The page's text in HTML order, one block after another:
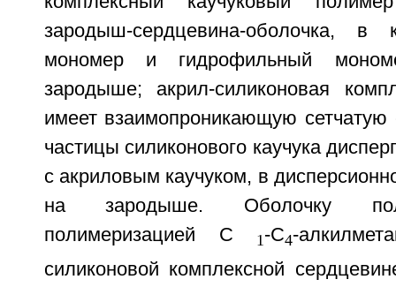
зародыш-сердцевина-оболочка, в
мономер и гидрофильный
зародыше; акрил-силиконовая
имеет взаимопроникающую сетчатую
частицы силиконового каучука
с акриловым каучуком, в
на зародыше. Оболочку
полимеризацией С 1-С4-
силиконовой комплексной